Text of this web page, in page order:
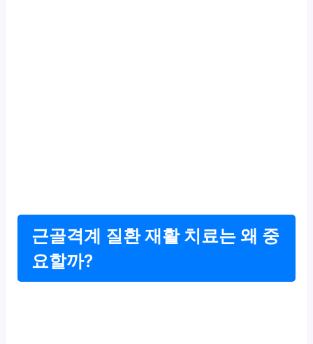
근골격계 질환 재활 치료는 왜 중
요할까?